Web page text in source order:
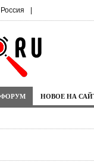
|
ФОРУМ НОВОЕ НА